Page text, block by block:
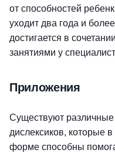
от способностей
уходит два года и
достигается в
занятиями у
Приложения
Существуют
дислексиков, которые
форме способны